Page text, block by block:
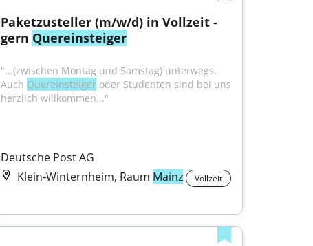
Paketzusteller (m/w/d) in Vollzeit -
gern Quereinsteiger
"...(zwischen Montag und Samstag) unterwegs.
Auch Quereinsteiger oder Studenten sind bei uns
herzlich willkommen..."
Deutsche Post AG
Klein-Winternheim, Raum Mainz Vollzeit